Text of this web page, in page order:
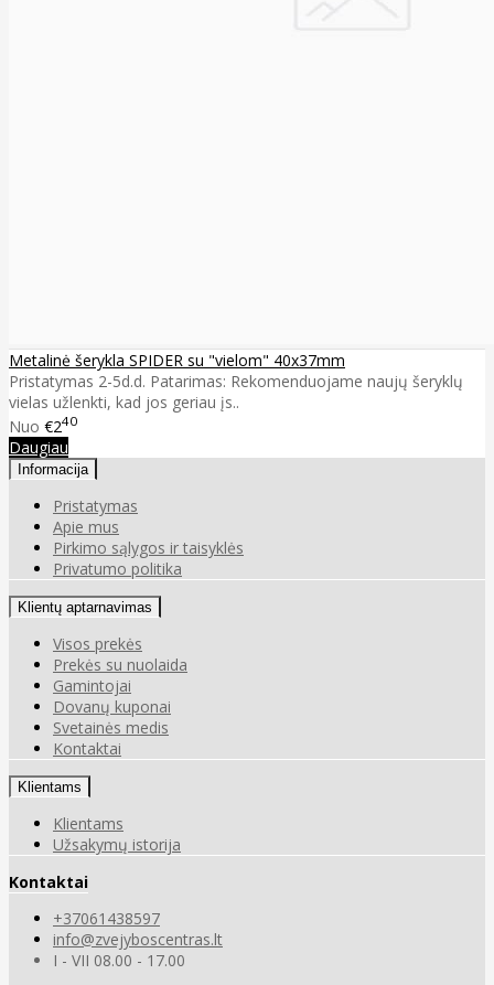
Metalinė šerykla SPIDER su "vielom" 40x37mm
Pristatymas 2-5d.d. Patarimas: Rekomenduojame naujų šeryklų
vielas užlenkti, kad jos geriau įs..
Nuo €240
Daugiau
Informacija
Pristatymas
Apie mus
Pirkimo sąlygos ir taisyklės
Privatumo politika
Klientų aptarnavimas
Visos prekės
Prekės su nuolaida
Gamintojai
Dovanų kuponai
Svetainės medis
Kontaktai
Klientams
Klientams
Užsakymų istorija
Kontaktai
+37061438597
info@zvejyboscentras.lt
I - VII 08.00 - 17.00